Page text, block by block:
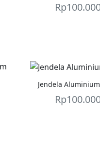
Rp
Jendela
Rp